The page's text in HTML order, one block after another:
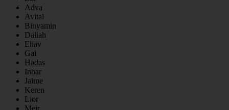
Adva
Avital
Binyamin
Daliah
Eliav
Gal
Hadas
Inbar
Jaime
Keren
Lior